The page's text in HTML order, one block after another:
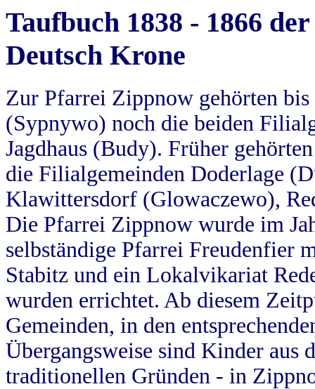
Taufbuch 1838 - 1866
Deutsch Krone
Zur Pfarrei Zippnow gehörten
(Sypnywo) noch die beiden
Jagdhaus (Budy). Früher
die Filialgemeinden Doderlage
Klawittersdorf (Glowaczewo),
Die Pfarrei Zippnow wurde im
selbständige Pfarrei Freudenfier
Stabitz und ein Lokalvikariat
wurden errichtet. Ab diesem
Gemeinden, in den
Übergangsweise sind Kinder aus
traditionellen Gründen - in